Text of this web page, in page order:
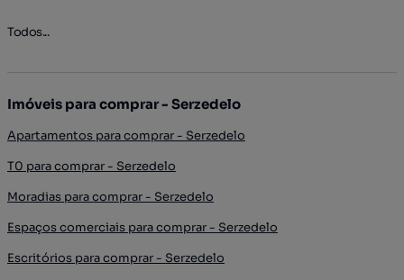
Todos...
Imóveis para comprar - Serzedelo
Apartamentos para comprar - Serzedelo
T0 para comprar - Serzedelo
Moradias para comprar - Serzedelo
Espaços comerciais para comprar - Serzedelo
Escritórios para comprar - Serzedelo